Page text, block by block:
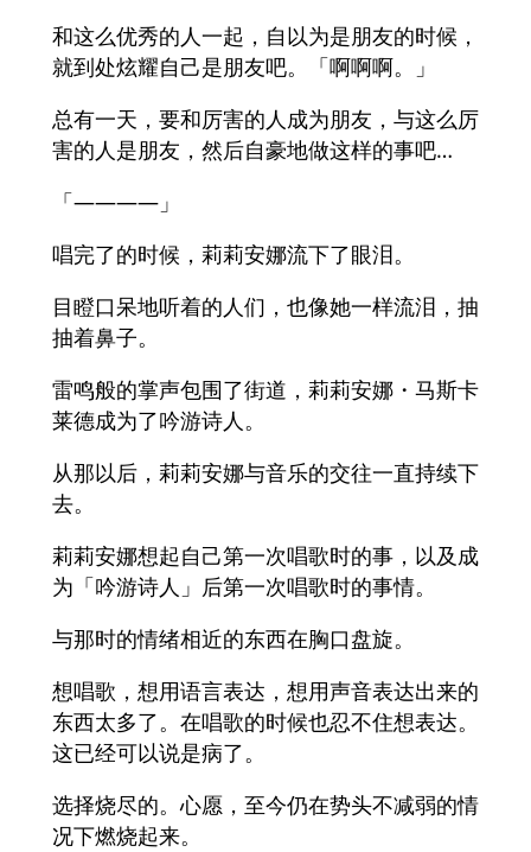
和这么优秀的人一起，自以为是朋友的时候，
就到处炫耀自己是朋友吧。「啊啊啊。」
总有一天，要和厉害的人成为朋友，与这么厉
害的人是朋友，然后自豪地做这样的事吧…
「————」
唱完了的时候，莉莉安娜流下了眼泪。
目瞪口呆地听着的人们，也像她一样流泪，抽
抽着鼻子。
雷鸣般的掌声包围了街道，莉莉安娜・马斯卡
莱德成为了吟游诗人。
从那以后，莉莉安娜与音乐的交往一直持续下
去。
莉莉安娜想起自己第一次唱歌时的事，以及成
为「吟游诗人」后第一次唱歌时的事情。
与那时的情绪相近的东西在胸口盘旋。
想唱歌，想用语言表达，想用声音表达出来的
东西太多了。在唱歌的时候也忍不住想表达。
这已经可以说是病了。
选择烧尽的。心愿，至今仍在势头不减弱的情
况下燃烧起来。